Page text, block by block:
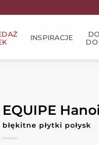
INSPIRACJE
EQUIPE
błękitne płytki połysk